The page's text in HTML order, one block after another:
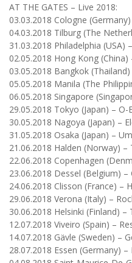
AT THE GATES – Live 2018:
03.03.2018 Cologne
04.03.2018 Tilburg (The
31.03.2018 Philadelphia
02.05.2018 Hong Kong (China)
03.05.2018 Bangkok
05.05.2018 Manila (The
06.05.2018 Singapore
29.05.2018 Tokyo (Japan) – O-
30.05.2018 Nagoya (Japan) –
31.05.2018 Osaka (Japan) –
21.06.2018 Halden (Norway) –
22.06.2018 Copenhagen
23.06.2018 Dessel (Belgium)
24.06.2018 Clisson (France) –
29.06.2018 Verona (Italy) –
30.06.2018 Helsinki (Finland) –
12.07.2018 Viveiro (Spain) –
14.07.2018 Gävle (Sweden) –
28.07.2018 Essen (Germany)